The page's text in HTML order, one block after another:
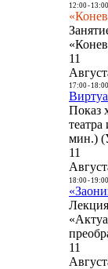
12:00- 13:00
11
17:00- 18:00
Показ
мин.)
11
18:00- 19:00
11